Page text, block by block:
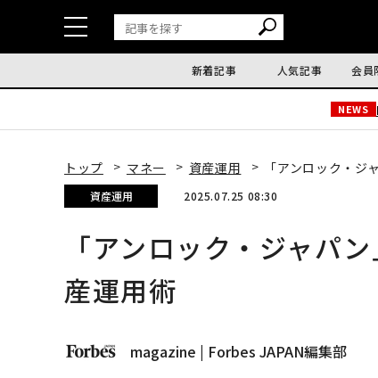
新着記事 人気記事 会員
NEWS
トップ マネー 資産運用 「アンロック・
資産運用 2025.07.25 08:30
「アンロック・ジャパ
産運用術
magazine | Forbes JAPAN編集部